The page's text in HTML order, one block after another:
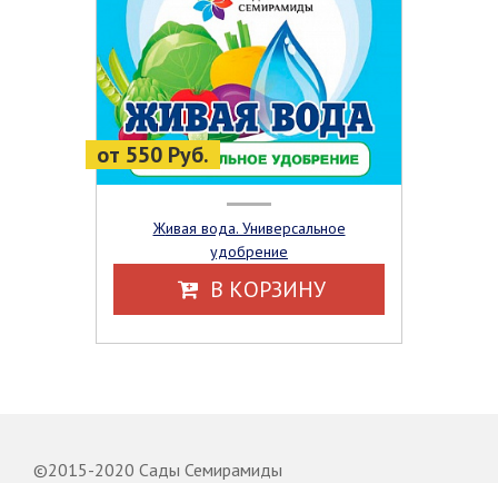
от 550 Руб.
Живая вода. Универсальное
удобрение
В КОРЗИНУ
©2015-2020 Сады Семирамиды